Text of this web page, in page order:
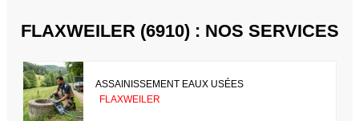
FLAXWEILER (6910) : NOS SERVICES
ASSAINISSEMENT EAUX USÉES
FLAXWEILER